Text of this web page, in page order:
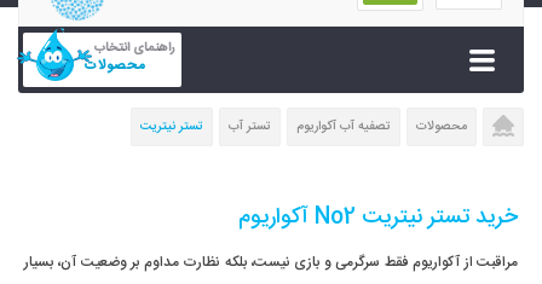
راهنمای انتخاب
محصولات
محصولات تصفیه آب آکواریوم تستر آب تستر نیتریت
خرید تستر نیتریت No2 آکواریوم
مراقبت از آکواریوم فقط سرگرمی و بازی نیست، بلکه نظارت مداوم بر وضعیت آن، بسیار